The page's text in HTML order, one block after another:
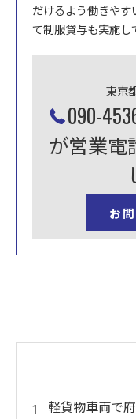
だけるよう働きや
て制服貸与も実施し
東京
090-
が営業電
お
軽貨物車両で